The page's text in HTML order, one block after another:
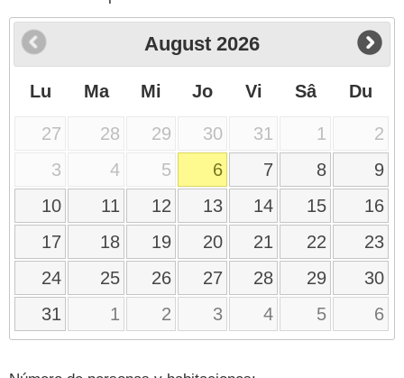
August 2026
Lu Ma Mi Jo Vi Sâ Du
27 28 29 30 31 1
2
3
4 5 6 7 8
9
10
11 12 13 14 15
16
17
18 19 20 21 22
23
24
25 26 27 28 29
30
31
1 2 3 4 5 6